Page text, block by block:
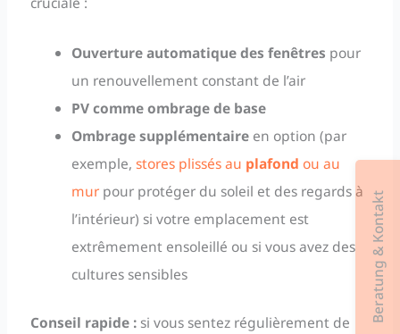
Ouverture automatique des fenêtres pour
un renouvellement constant de l’air
PV comme ombrage de base
Ombrage supplémentaire en option (par
exemple,stores plissés au plafond ou au
mur pour protéger du soleil et des regards à
l’intérieur) si votre emplacement est
extrêmement ensoleillé ou si vous avez des
cultures sensibles
Conseil rapide :si vous sentez régulièrement de
Beratung & Kontakt